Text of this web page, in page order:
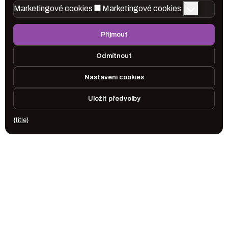
Marketingové cookies Marketingové cookies
Přijmout
Odmítnout
Nastavení cookies
Uložit předvolby
{title}